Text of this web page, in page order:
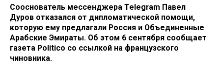
Сооснователь мессенджера Telegram Павел
Дуров отказался от дипломатической помощи,
которую ему предлагали Россия и Объединенные
Арабские Эмираты. Об этом 6 сентября сообщает
газета Politico со ссылкой на французского
чиновника.